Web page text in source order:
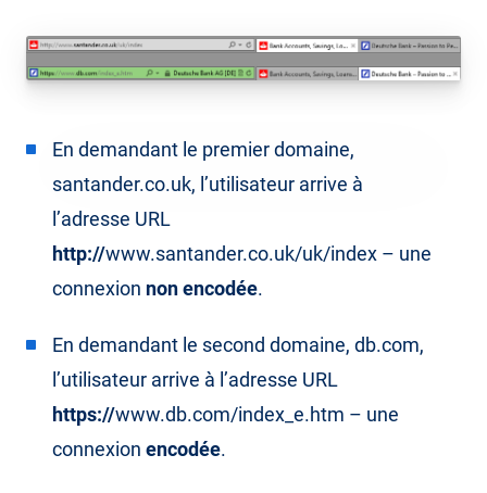
En demandant le premier domaine,
santander.co.uk, l’utilisateur arrive à
l’adresse URL
http://www.santander.co.uk/uk/index – une
connexion non encodée.
En demandant le second domaine, db.com,
l’utilisateur arrive à l’adresse URL
https://www.db.com/index_e.htm – une
connexion encodée.